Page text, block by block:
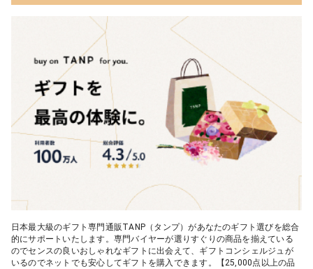
日本最大級のギフト専門通販TANP（タンプ）があなたのギフト選びを総合
的にサポートいたします。専門バイヤーが選りすぐりの商品を揃えている
のでセンスの良いおしゃれなギフトに出会えて、ギフトコンシェルジュが
いるのでネットでも安心してギフトを購入できます。【25,000点以上の品